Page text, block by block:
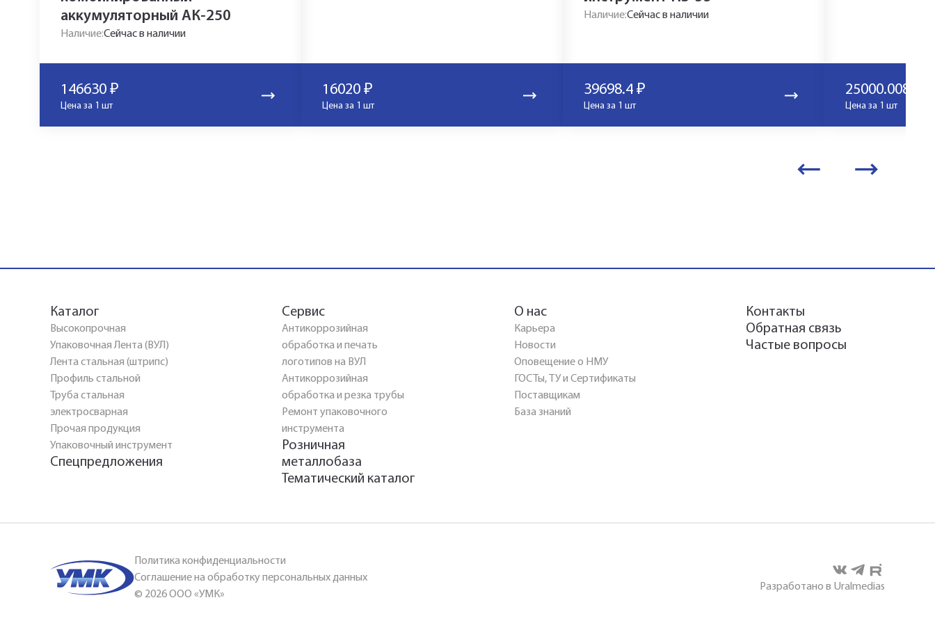
аккумуляторный АК-250
Наличие:Сейчас в наличии
146630 ₽
Цена за 1 шт
16020 ₽
Цена за 1 шт
Наличие:Сейчас в наличии
39698.4 ₽
Цена за 1 шт
25000.008
Цена за 1 шт
Каталог
Высокопрочная
Упаковочная Лента (ВУЛ)
Лента стальная (штрипс)
Профиль стальной
Труба стальная
электросварная
Прочая продукция
Упаковочный инструмент
Спецпредложения
Сервис
Антикоррозийная
обработка и печать
логотипов на ВУЛ
Антикоррозийная
обработка и резка трубы
Ремонт упаковочного
инструмента
Розничная
металлобаза
Тематический каталог
О нас
Карьера
Новости
Оповещение о НМУ
ГОСТы, ТУ и Сертификаты
Поставщикам
База знаний
Контакты
Обратная связь
Частые вопросы
Политика конфиденциальности
Соглашение на обработку персональных данных
© 2026 ООО «УМК»
Разработано в Uralmedias